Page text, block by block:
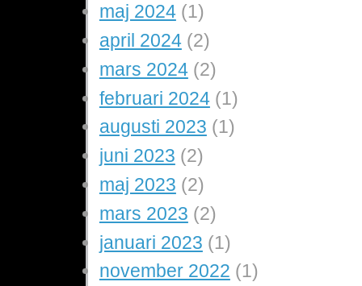
maj 2024(1)
april 2024(2)
mars 2024(2)
februari 2024(1)
augusti 2023 (1)
juni 2023 (2)
maj 2023 (2)
mars 2023 (2)
januari 2023 (1)
november 2022 (1)